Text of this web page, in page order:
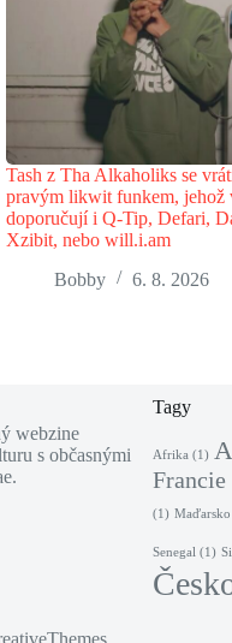
Tash z Tha Alkaholiks se
pravým likwit funkem, jehož
doporučují i Q-Tip, Defari,
Xzibit, nebo will.i.am
Bobby
6. 8. 2026
webzine
s občasnými
Tagy
Afrika(1)
Francie
(1) Maďarsko
Senegal(1)